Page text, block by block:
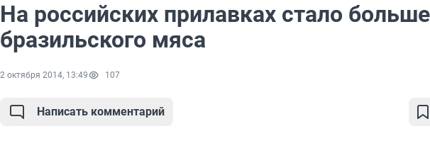
На российских прилавках стало больше
бразильского мяса
2 октября 2014, 13:49 107
Написать комментарий